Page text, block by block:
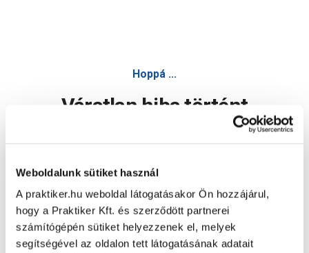
Weboldalunk sütiket használ
A praktiker.hu weboldal látogatásakor Ön hozzájárul,
hogy a Praktiker Kft. és szerződött partnerei
számítógépén sütiket helyezzenek el, melyek
segítségével az oldalon tett látogatásának adatait
Hoppá ...
Váratlan hiba történt
Oldal újratöltése